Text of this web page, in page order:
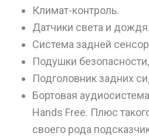
Климат-контроль.
Датчики света и дождя.
Система задней
Подушки
Подголовник задних
Бортовая
Hands Free. Плюс
своего рода